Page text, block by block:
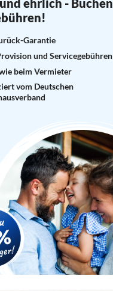
Garantie
und Servicegebühren
beim Vermieter
vom Deutschen